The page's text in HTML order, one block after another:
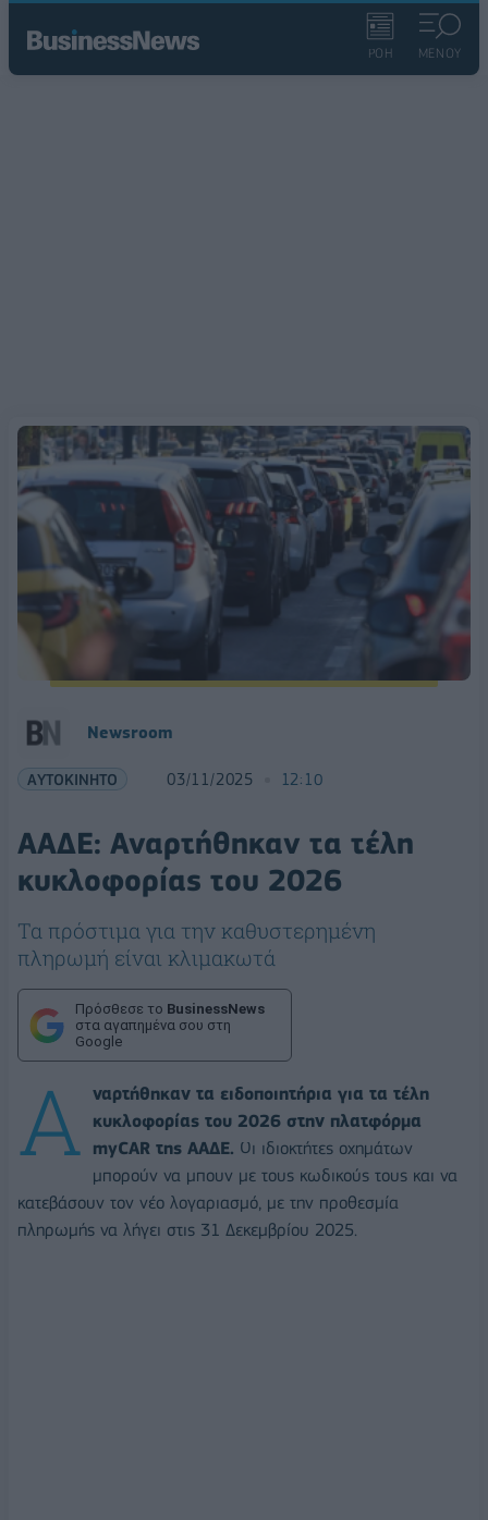
ΡΟΗ ΜΕΝΟΥ
Newsroom
ΑΥΤΟΚΙΝΗΤΟ 03/11/2025 12:10
ΑΑΔΕ: Αναρτήθηκαν τα τέλη
κυκλοφορίας του 2026
Τα πρόστιμα για την καθυστερημένη
πληρωμή είναι κλιμακωτά
Πρόσθεσε το BusinessNews
στα αγαπημένα σου στη
Google
Α ναρτήθηκαν τα ειδοποιητήρια για τα τέλη
κυκλοφορίας του 2026 στην πλατφόρμα
myCAR της ΑΑΔΕ. Οι ιδιοκτήτες οχημάτων
μπορούν να μπουν με τους κωδικούς τους και να
κατεβάσουν τον νέο λογαριασμό, με την προθεσμία
πληρωμής να λήγει στις 31 Δεκεμβρίου 2025.